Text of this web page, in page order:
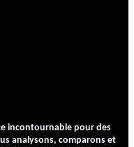
incontournable pour des
analysons, comparons et